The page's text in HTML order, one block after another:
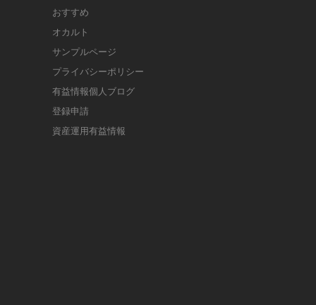
おすすめ
オカルト
サンプルページ
プライバシーポリシー
有益情報個人ブログ
登録申請
資産運用有益情報